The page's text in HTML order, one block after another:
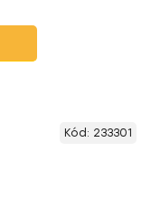
Kód: 233301